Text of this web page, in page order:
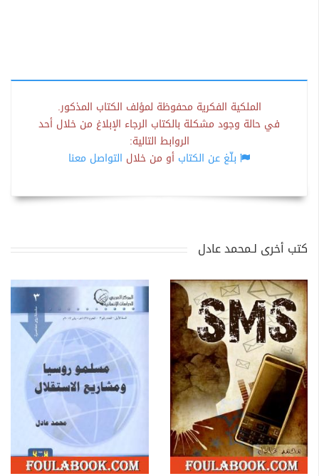
الملكية الفكرية محفوظة لمؤلف الكتاب المذكور.
في حالة وجود مشكلة بالكتاب الرجاء الإبلاغ من خلال أحد
الروابط التالية:
بلّغ عن الكتاب أو من خلال التواصل معنا
كتب أخرى لـمحمد عادل